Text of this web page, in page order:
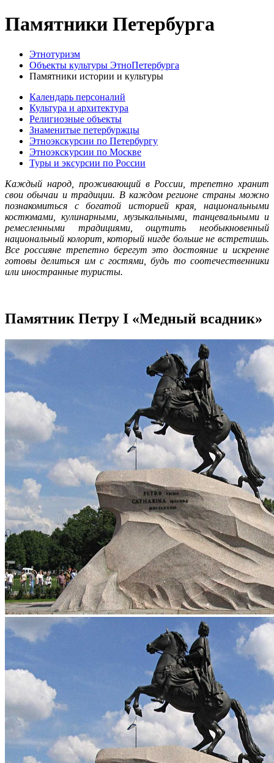
Памятники Петербурга
Этнотуризм
Объекты культуры ЭтноПетербурга
Памятники истории и культуры
Календарь персоналий
Культура и архитектура
Религиозные объекты
Знаменитые петербуржцы
Этноэкскурсии по Петербургу
Этноэкскурсии по Москве
Туры и эксурсии по России
Каждый народ, проживающий в России, трепетно хранит
свои обычаи и традиции. В каждом регионе страны можно
познакомиться с богатой историей края, национальными
костюмами, кулинарными, музыкальными, танцевальными и
ремесленными традициями, ощутить необыкновенный
национальный колорит, который нигде больше не встретишь.
Все россияне трепетно берегут это достояние и искренне
готовы делиться им с гостями, будь то соотечественники
или иностранные туристы.
Памятник Петру I «Медный всадник»